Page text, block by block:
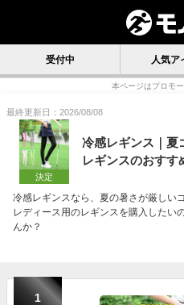
受付中 人気ア
本ページはプロモ
最終更新日：2026/08/08
決定
冷感レギンス｜夏
レギンスのおすす
冷感レギンスなら、夏の暑さが厳しい
レディース用のレギンスを購入したい
んか？
1